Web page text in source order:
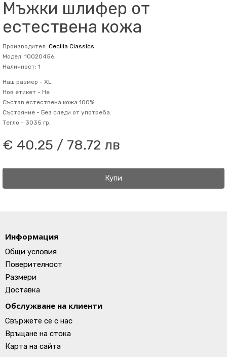
Мъжки шлифер от
естествена кожа
Производител: Cecilia Classics
Модел: 10020456
Наличност: 1
Наш размер - XL
Нов етикет - Не
Състав естествена кожа 100%
Състояние - Без следи от употреба.
Тегло - 3035 гр.
€ 40.25 / 78.72 лв
Купи
Информация
Общи условия
Поверителност
Размери
Доставка
Обслужване на клиенти
Свържете се с нас
Връщане на стока
Карта на сайта